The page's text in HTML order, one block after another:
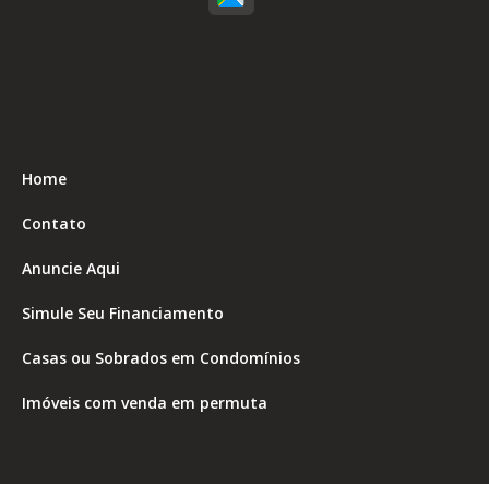
Home
Contato
Anuncie Aqui
Simule Seu Financiamento
Casas ou Sobrados em Condomínios
Imóveis com venda em permuta